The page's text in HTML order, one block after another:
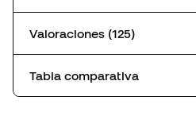
Valoraciones (125)
Tabla comparativa